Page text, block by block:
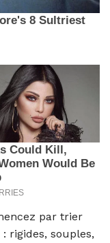
par trier
rigides, souples,